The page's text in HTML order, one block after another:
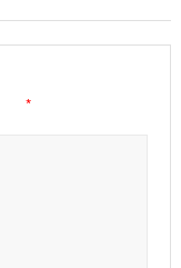
*